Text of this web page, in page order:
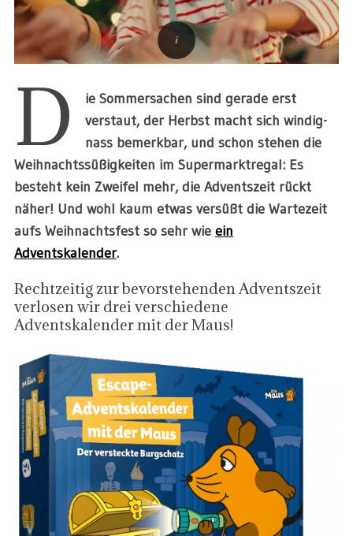
D
ie Sommersachen sind gerade erst
verstaut, der Herbst macht sich windig-
nass bemerkbar, und schon stehen die
Weihnachtssüßigkeiten im Supermarktregal: Es
besteht kein Zweifel mehr, die Adventszeit rückt
näher! Und wohl kaum etwas versüßt die Wartezeit
aufs Weihnachtsfest so sehr wie ein
Adventskalender.
Rechtzeitig zur bevorstehenden Adventszeit
verlosen wir drei verschiedene
Adventskalender mit der Maus!